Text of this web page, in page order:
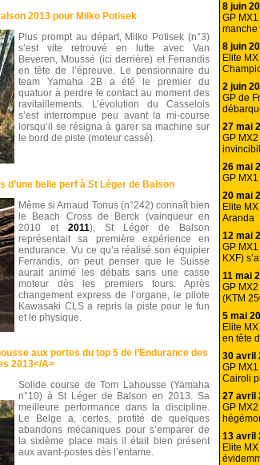
2013 pour Milko Potisek
Plus prompt au départ, Milko Potisek (n°3)
s’est vite retrouvé en lutte avec Van
Beveren, Moussé (ici derrière) et Ferrandis
en tête de l’épreuve. Le pensionnaire du
team Yamaha 2B a été le premier du
quatuor à perdre le contact au moment des
ravitaillements. L’évolution du Casselois
s’est interrompue peu avant la mi-course
lorsqu’il se résigna à garer sa machine sur
le bord de piste (moteur cassé).
d’une belle perf à St Léger de Balson
Même si Arnaud Tonus (n°242) connaît bien
le Beach Cross de Berck (vainqueur en
2010 et 2011), St Léger de Balson
représentait sa première expérience en
endurance. Vu ce qu’a réalisé son équipier
Ferrandis, on peut penser que le Suisse
aurait animé les débats sans une casse
moteur dès les premiers tours. Après
changement express de l’organe, le pilote
Kawasaki CLS a repris la piste pour le fun
et le physique.
aux portes du top 5 de l’Endurance des
2013</A>
Solide course de Tom Lahousse (Yamaha
n°10) à St Léger de Balson en 2013. Sa
meilleure performance dans la discipline.
Le Belge a, certes, profité de quelques
abandons mécaniques pour s’emparer de
la sixième place mais il était bien présent
aux avant-postes dès l’entame.
8 juin
GP
manche
8 juin
Elite
2 juin
GP de
27 mai
GP
26 mai
GP
20 mai
Elite
Aranda
12 mai
GP
KXF)
11 mai
GP
(KTM
5 mai
Elite
en tête
30 avril
GP
Cairoli
27 avril
GP
13 avril
Elite